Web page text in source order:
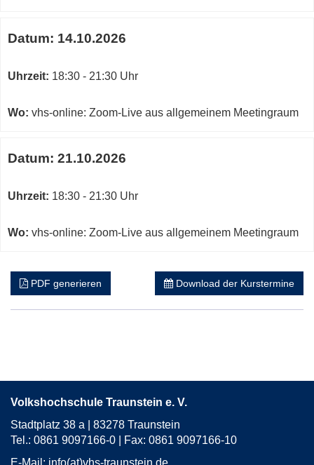
in
Fenster
Datum: 14.10.2026
Uhrzeit: 18:30 - 21:30 Uhr
Wo: vhs-online: Zoom-Live aus allgemeinem Meetingraum
Datum: 21.10.2026
Uhrzeit: 18:30 - 21:30 Uhr
Wo: vhs-online: Zoom-Live aus allgemeinem Meetingraum
PDF generieren Download der Kurstermine
Volkshochschule Traunstein e. V.
Stadtplatz 38 a | 83278 Traunstein
Tel.: 0861 9097166-0 | Fax: 0861 9097166-10